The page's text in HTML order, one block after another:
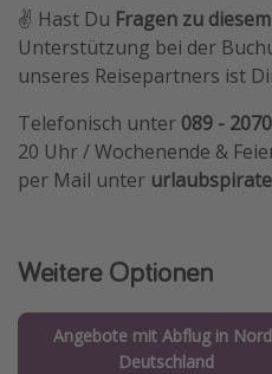
✌️ Hast Du Fragen zu
Unterstützung bei der
unseres Reisepartners ist
Telefonisch unter 089 -
20 Uhr / Wochenende &
per Mail unter
Weitere Optionen
Angebote mit Abflug in
Deutschland